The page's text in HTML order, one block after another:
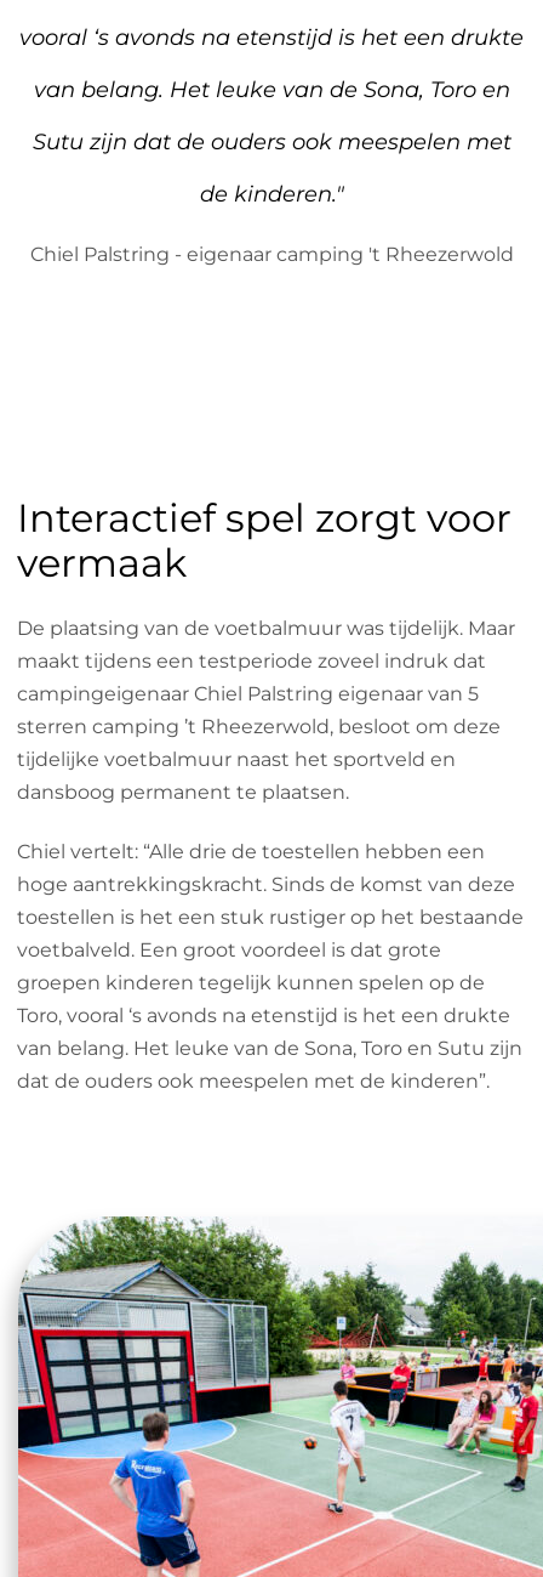
vooral ‘s avonds na etenstijd is het een drukte
van belang. Het leuke van de Sona, Toro en
Sutu zijn dat de ouders ook meespelen met
de kinderen."
Chiel Palstring - eigenaar camping 't Rheezerwold
Interactief spel zorgt voor
vermaak
De plaatsing van de voetbalmuur was tijdelijk. Maar
maakt tijdens een testperiode zoveel indruk dat
campingeigenaar Chiel Palstring eigenaar van 5
sterren camping ’t Rheezerwold, besloot om deze
tijdelijke voetbalmuur naast het sportveld en
dansboog permanent te plaatsen.
Chiel vertelt: “Alle drie de toestellen hebben een
hoge aantrekkingskracht. Sinds de komst van deze
toestellen is het een stuk rustiger op het bestaande
voetbalveld. Een groot voordeel is dat grote
groepen kinderen tegelijk kunnen spelen op de
Toro, vooral ‘s avonds na etenstijd is het een drukte
van belang. Het leuke van de Sona, Toro en Sutu zijn
dat de ouders ook meespelen met de kinderen”.